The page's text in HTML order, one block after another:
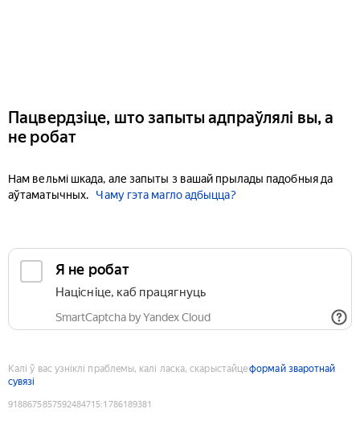
Пацвердзіце, што запыты адпраўлялі вы, а
не робат
Нам вельмі шкада, але запыты з вашай прылады падобныя да
аўтаматычных.
Чаму гэта магло адбыцца?
Я не робат
Націсніце, каб працягнуць
SmartCaptcha by Yandex Cloud
Калі ў вас узніклі праблемы, калі ласка, скарыстайцеформай зваротнай
сувязі
9188675857592484715:1786189381